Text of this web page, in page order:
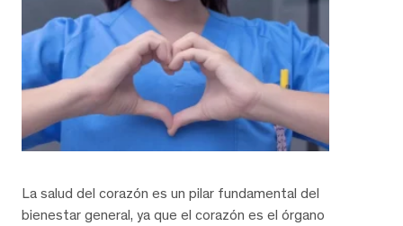
La salud del corazón es un pilar fundamental del
bienestar general, ya que el corazón es el órgano